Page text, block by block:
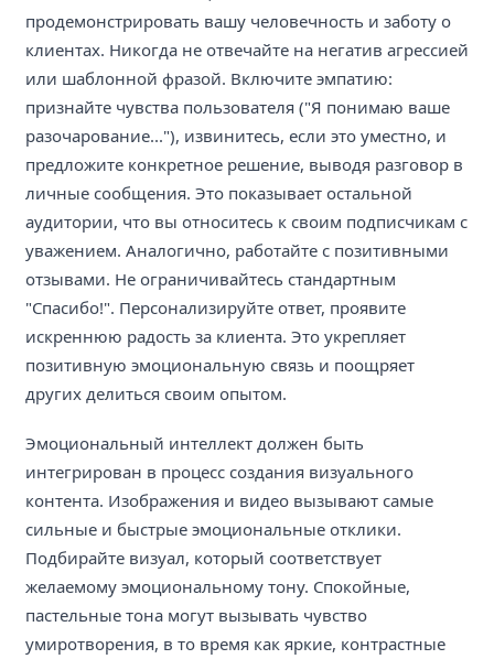
продемонстрировать вашу человечность и заботу о
клиентах. Никогда не отвечайте на негатив агрессией
или шаблонной фразой. Включите эмпатию:
признайте чувства пользователя ("Я понимаю ваше
разочарование..."), извинитесь, если это уместно, и
предложите конкретное решение, выводя разговор в
личные сообщения. Это показывает остальной
аудитории, что вы относитесь к своим подписчикам с
уважением. Аналогично, работайте с позитивными
отзывами. Не ограничивайтесь стандартным
"Спасибо!". Персонализируйте ответ, проявите
искреннюю радость за клиента. Это укрепляет
позитивную эмоциональную связь и поощряет
других делиться своим опытом.
Эмоциональный интеллект должен быть
интегрирован в процесс создания визуального
контента. Изображения и видео вызывают самые
сильные и быстрые эмоциональные отклики.
Подбирайте визуал, который соответствует
желаемому эмоциональному тону. Спокойные,
пастельные тона могут вызывать чувство
умиротворения, в то время как яркие, контрастные